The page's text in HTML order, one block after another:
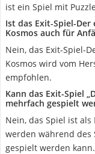
ist ein Spiel mit
Ist das Exit-Spiel-
Kosmos auch für
Nein, das Exit-Spiel-
Kosmos wird vom
empfohlen.
Kann das Exit-Spiel
mehrfach gespielt
Nein, das Spiel ist
werden während des
gespielt werden kann.